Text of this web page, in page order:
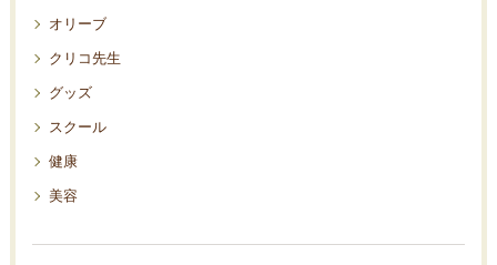
オリーブ
クリコ先生
グッズ
スクール
健康
美容